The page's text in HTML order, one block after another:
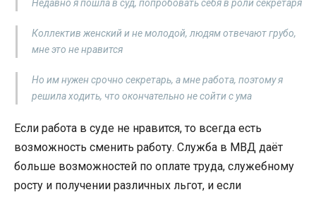
Недавно я пошла в суд, попробовать себя в роли секретаря
Коллектив женский и не молодой, людям отвечают грубо,
мне это не нравится
Но им нужен срочно секретарь, а мне работа, поэтому я
решила ходить, что окончательно не сойти с ума
Если работа в суде не нравится, то всегда есть
возможность сменить работу. Служба в МВД даёт
больше возможностей по оплате труда, служебному
росту и получении различных льгот, и если